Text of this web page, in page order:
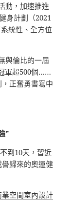
動，加速推進
身計劃（2021
統性、全方位
與倫比的一屆
軍超500個……
正奮勇書寫中
”
到10天，習近
歸來的奧運健
業空間室內設計